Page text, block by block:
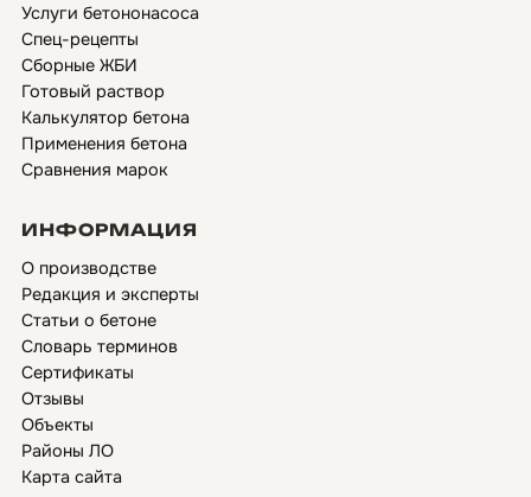
Услуги бетононасоса
Спец-рецепты
Сборные ЖБИ
Готовый раствор
Калькулятор бетона
Применения бетона
Сравнения марок
ИНФОРМАЦИЯ
О производстве
Редакция и эксперты
Статьи о бетоне
Словарь терминов
Сертификаты
Отзывы
Объекты
Районы ЛО
Карта сайта